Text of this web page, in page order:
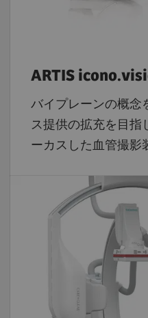
ARTIS
バイプレーンの概念
ス提供の拡充を目指
ーカスした血管撮影